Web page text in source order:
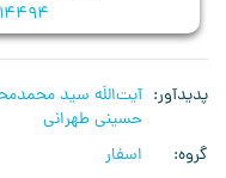
14494
پدیدآور
آیت‌اللَه سید
حسینی طهرانی
گروه
اسفار